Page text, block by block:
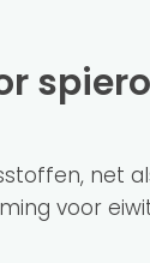
net
voor